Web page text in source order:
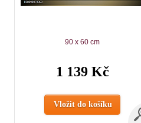
90 x 60 cm
1 139 Kč
Vložit do košíku